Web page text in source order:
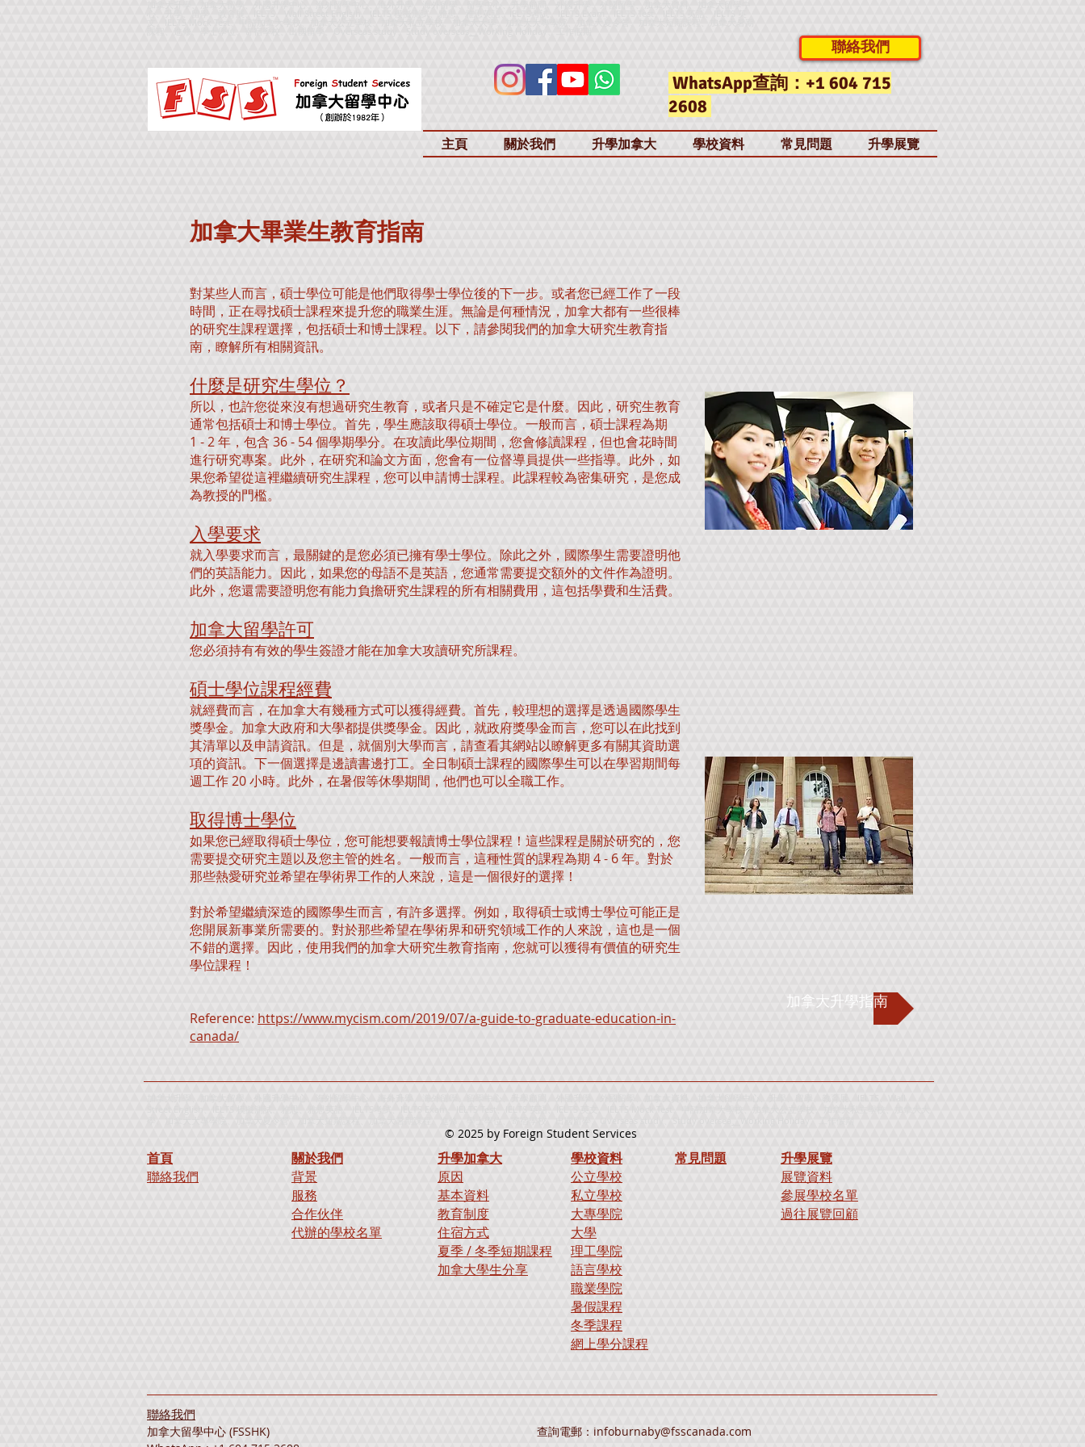
聯絡我們
WhatsApp查詢：+1 604 715
2608
主頁 關於我們 升學加拿大 學校資料 常見問題 升學展覽
加拿大畢業生教育指南
對某些人而言，碩士學位可能是他們取得學士學位後的下一步。或者您已經工作了一段
時間，正在尋找碩士課程來提升您的職業生涯。無論是何種情況，加拿大都有一些很棒
的研究生課程選擇，包括碩士和博士課程。以下，請參閱我們的加拿大研究生教育指
南，瞭解所有相關資訊。
什麼是研究生學位？
所以，也許您從來沒有想過研究生教育，或者只是不確定它是什麼。因此，研究生教育
通常包括碩士和博士學位。首先，學生應該取得碩士學位。一般而言，碩士課程為期
1 - 2 年，包含 36 - 54 個學期學分。在攻讀此學位期間，您會修讀課程，但也會花時間
進行研究專案。此外，在研究和論文方面，您會有一位督導員提供一些指導。此外，如
果您希望從這裡繼續研究生課程，您可以申請博士課程。此課程較為密集研究，是您成
為教授的門檻。
入學要求
就入學要求而言，最關鍵的是您必須已擁有學士學位。除此之外，國際學生需要證明他
們的英語能力。因此，如果您的母語不是英語，您通常需要提交額外的文件作為證明。
此外，您還需要證明您有能力負擔研究生課程的所有相關費用，這包括學費和生活費。
加拿大留學許可
您必須持有有效的學生簽證才能在加拿大攻讀研究所課程。
碩士學位課程經費
就經費而言，在加拿大有幾種方式可以獲得經費。首先，較理想的選擇是透過國際學生
獎學金。加拿大政府和大學都提供獎學金。因此，就政府獎學金而言，您可以在此找到
其清單以及申請資訊。但是，就個別大學而言，請查看其網站以瞭解更多有關其資助選
項的資訊。下一個選擇是邊讀書邊打工。全日制碩士課程的國際學生可以在學習期間每
週工作 20 小時。此外，在暑假等休學期間，他們也可以全職工作。
取得博士學位
如果您已經取得碩士學位，您可能想要報讀博士學位課程！這些課程是關於研究的，您
需要提交研究主題以及您主管的姓名。一般而言，這種性質的課程為期 4 - 6 年。對於
那些熱愛研究並希望在學術界工作的人來說，這是一個很好的選擇！
對於希望繼續深造的國際學生而言，有許多選擇。例如，取得碩士或博士學位可能正是
您開展新事業所需要的。對於那些希望在學術界和研究領域工作的人來說，這也是一個
不錯的選擇。因此，使用我們的加拿大研究生教育指南，您就可以獲得有價值的研究生
學位課程！
Reference: https://www.mycism.com/2019/07/a-guide-to-graduate-education-in-
canada/
加拿大升學指南
© 2025by Foreign Student Services
首頁
聯絡我們
關於我們
背景
服務
合作伙伴
代辦的學校名單
升學加拿大
原因
基本資料
教育制度
住宿方式
夏季 / 冬季短期課程
加拿大學生分享
學校資料
公立學校
私立學校
大專學院
大學
理工學院
語言學校
職業學院
暑假課程
冬季課程
​網上學分課程​
​常見問題
升學展覽
展覽資料
參展學校名單
過往展覽回顧
聯絡我們
加拿大留學中心 (FSSHK)
查詢電郵： infoburnaby@fsscanada.com